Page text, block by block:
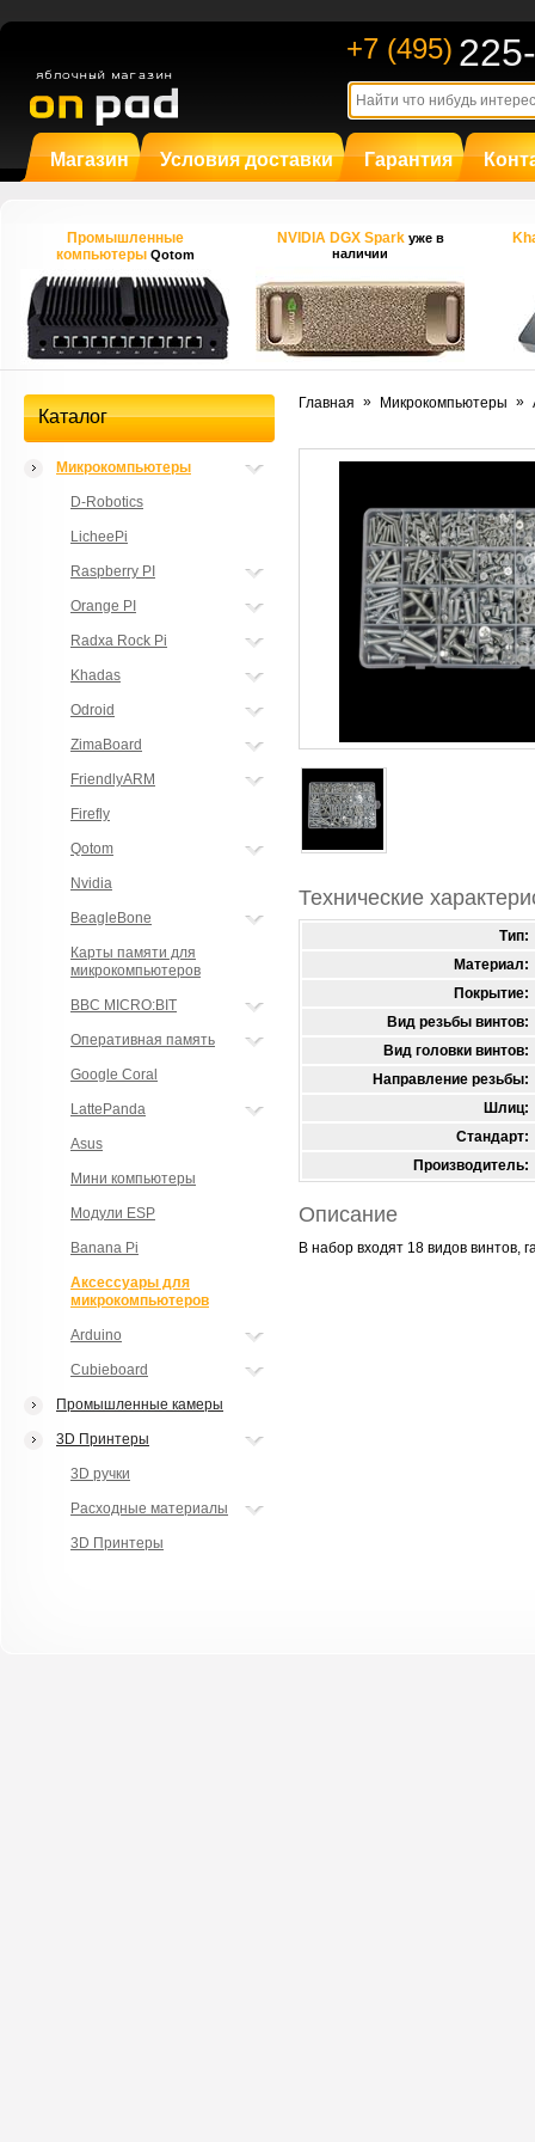
+7 (495)
Магазин Условия доставки Гарантия
Промышленные
компьютерыQotom
NVIDIA DGX Spark уже в
наличии
Каталог
Микрокомпьютеры
D-Robotics
LicheePi
Raspberry PI
Orange PI
Radxa Rock Pi
Khadas
Odroid
ZimaBoard
FriendlyARM
Firefly
Qotom
Nvidia
BeagleBone
Карты памяти для
микрокомпьютеров
BBC MICRO:BIT
Оперативная память
Google Coral
LattePanda
Asus
Мини компьютеры
Модули ESP
Banana Pi
Аксессуары для
микрокомпьютеров
Arduino
Cubieboard
Промышленные камеры
3D Принтеры
3D ручки
Расходные материалы
3D Принтеры
Главная » Микрокомпьютеры »
Технические
Тип:
Материал:
Покрытие:
Вид резьбы винтов:
Вид головки винтов:
Направление резьбы:
Шлиц:
Стандарт:
Производитель:
Описание
В набор входят 18 видов винтов,